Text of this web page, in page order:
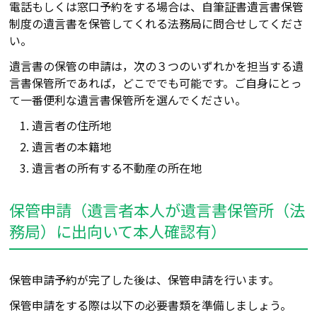
電話もしくは窓口予約をする場合は、自筆証書遺言書保管
制度の遺言書を保管してくれる法務局に問合せしてくださ
い。
遺言書の保管の申請は，次の３つのいずれかを担当する遺
言書保管所であれば，どこででも可能です。ご自身にとっ
て一番便利な遺言書保管所を選んでください。
遺言者の住所地
遺言者の本籍地
遺言者の所有する不動産の所在地
保管申請（遺言者本人が遺言書保管所（法
務局）に出向いて本人確認有）
保管申請予約が完了した後は、保管申請を行います。
保管申請をする際は以下の必要書類を準備しましょう。